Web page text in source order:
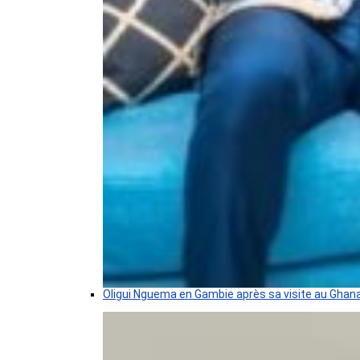
Oligui Nguema en Gambie après sa visite au